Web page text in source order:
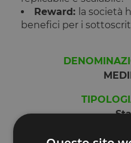
Reward: la società
benefici per i